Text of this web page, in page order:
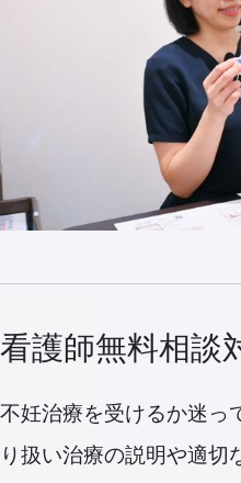
看護師無料相談
不妊治療を受けるか迷っ
り扱い治療の説明や適切